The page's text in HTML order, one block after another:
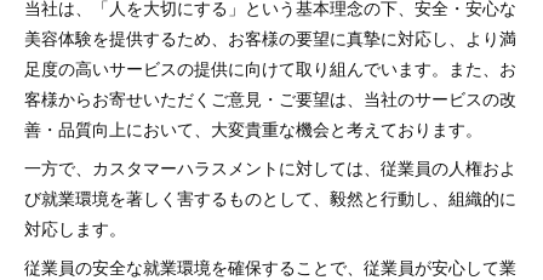
当社は、「人を大切にする」という基本理念の下、安全・安心な
美容体験を提供するため、お客様の要望に真摯に対応し、より満
足度の高いサービスの提供に向けて取り組んでいます。また、お
客様からお寄せいただくご意見・ご要望は、当社のサービスの改
善・品質向上において、大変貴重な機会と考えております。
一方で、カスタマーハラスメントに対しては、従業員の人権およ
び就業環境を著しく害するものとして、毅然と行動し、組織的に
対応します。
従業員の安全な就業環境を確保することで、従業員が安心して業